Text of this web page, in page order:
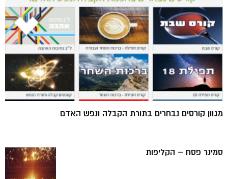
מגוון קורסים נבחרים בתורת הקבלה ונפש האדם
סמינר פסח – הקליפות